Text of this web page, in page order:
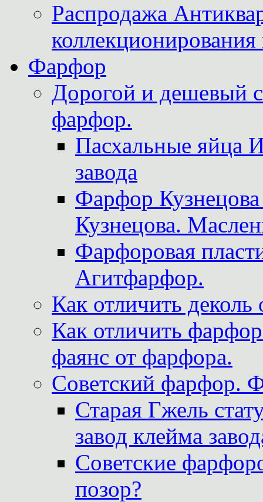
Распродажа
Фарфор
Дорогой и дешевый
фарфор.
Пасхальные яйца
завода
Фарфор
Кузнецова.
Фарфоровая
Агитфарфор.
Как отличить
Как отличить
фаянс от фарфора.
Советский фарфор.
Старая Гжель
завод клейма
Советские
позор?